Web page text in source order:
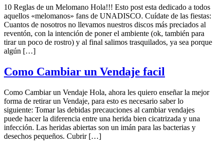
10 Reglas de un Melomano Hola!!! Esto post esta dedicado a todos
aquellos «melomanos» fans de UNADISCO. Cuídate de las fiestas:
Cuantos de nosotros no llevamos nuestros discos más preciados al
reventón, con la intención de poner el ambiente (ok, también para
tirar un poco de rostro) y al final salimos trasquilados, ya sea porque
algún […]
Como Cambiar un Vendaje facil
Como Cambiar un Vendaje Hola, ahora les quiero enseñar la mejor
forma de retirar un Vendaje, para esto es necesario saber lo
siguiente: Tomar las debidas precauciones al cambiar vendajes
puede hacer la diferencia entre una herida bien cicatrizada y una
infección. Las heridas abiertas son un imán para las bacterias y
desechos pequeños. Cubrir […]